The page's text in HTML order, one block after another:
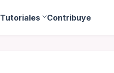
Tutoriales Contribuye